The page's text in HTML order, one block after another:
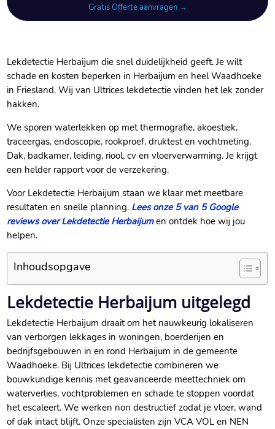
Gratis Offerte aanvragen →
Lekdetectie Herbaijum die snel duidelijkheid geeft.​ Je wilt
schade en kosten beperken in Herbaijum en heel Waadhoeke
in Friesland.​ Wij van Ultrices lekdetectie vinden het lek zonder
hakken.​
We sporen waterlekken op met thermografie, akoestiek,
traceergas, endoscopie, rookproef, druktest en vochtmeting.​
Dak, badkamer, leiding, riool, cv en vloerverwarming.​ Je krijgt
een helder rapport voor de verzekering.​
Voor Lekdetectie Herbaijum staan we klaar met meetbare
resultaten en snelle planning.​ Lees onze 5 van 5 Google
reviews over Lekdetectie Herbaijumen ontdek hoe wij jou
helpen.​
Inhoudsopgave
Lekdetectie Herbaijum uitgelegd
Lekdetectie Herbaijum draait om het nauwkeurig lokaliseren
van verborgen lekkages in woningen, boerderijen en
bedrijfsgebouwen in en rond Herbaijum in de gemeente
Waadhoeke.​ Bij Ultrices lekdetectie combineren we
bouwkundige kennis met geavanceerde meettechniek om
waterverlies, vochtproblemen en schade te stoppen voordat
het escaleert.​ We werken non destructief zodat je vloer, wand
of dak intact blijft.​ Onze specialisten zijn VCA VOL en NEN